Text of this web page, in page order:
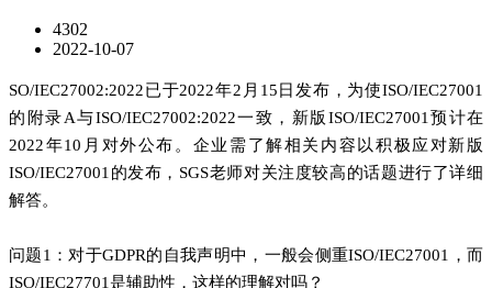
4302
2022-10-07
SO/IEC27002:2022已于2022年2月15日发布，为使ISO/IEC27001
的附录A与ISO/IEC27002:2022一致，新版ISO/IEC27001预计在
2022年10月对外公布。企业需了解相关内容以积极应对新版
ISO/IEC27001的发布，SGS老师对关注度较高的话题进行了详细
解答。
问题1：对于GDPR的自我声明中，一般会侧重ISO/IEC27001，而
ISO/IEC27701是辅助性，这样的理解对吗？